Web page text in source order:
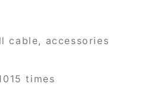
cable, accessories
times